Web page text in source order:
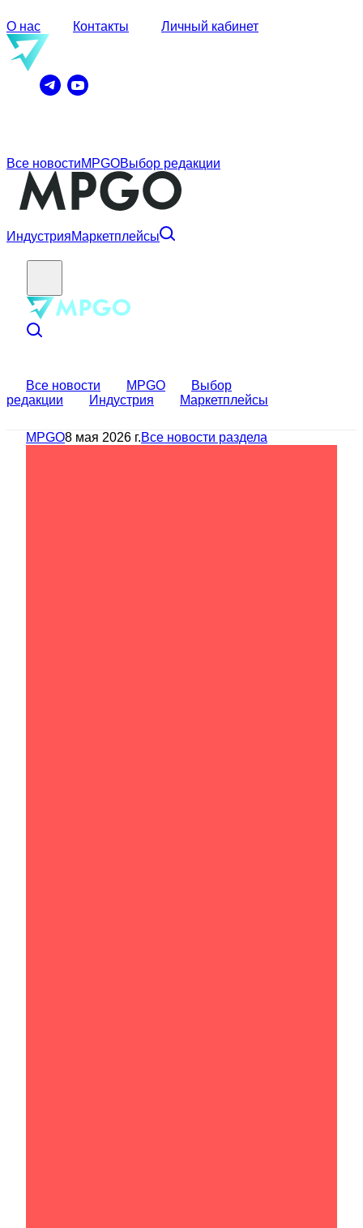
О нас Контакты Личный кабинет
Все новостиMPGOВыбор редакции
ИндустрияМаркетплейсы
Все новости MPGO
Выбор
редакции
Индустрия Маркетплейсы
MPGO8 мая 2026 г.Все новости раздела